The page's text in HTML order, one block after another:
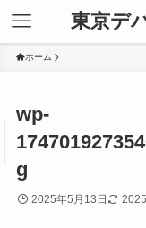
東京デ
ホーム
wp-
g
2025年5月13日